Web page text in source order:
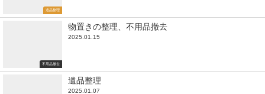
遺品整理
不用品撤去
物置きの整理、不用品撤去
2025.01.15
遺品整理
2025.01.07